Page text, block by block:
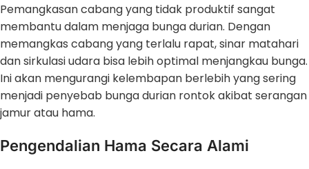
Pemangkasan cabang yang tidak produktif sangat
membantu dalam menjaga bunga durian. Dengan
memangkas cabang yang terlalu rapat, sinar matahari
dan sirkulasi udara bisa lebih optimal menjangkau bunga.
Ini akan mengurangi kelembapan berlebih yang sering
menjadi penyebab bunga durian rontok akibat serangan
jamur atau hama.
Pengendalian Hama Secara Alami